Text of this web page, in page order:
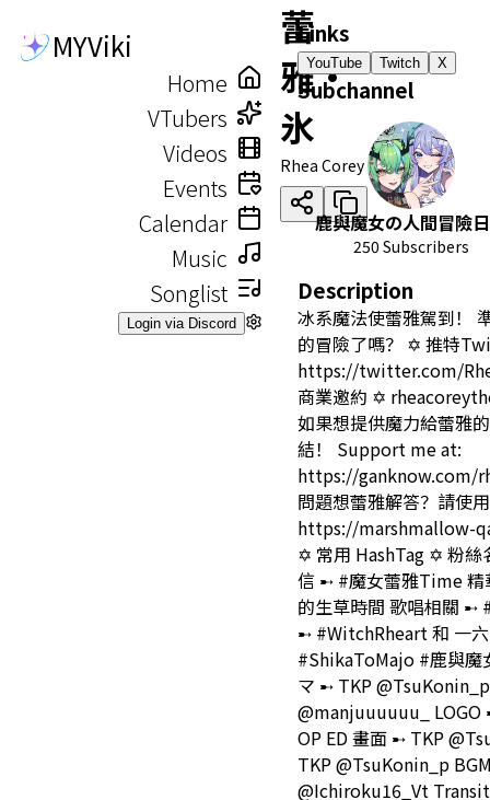
MYViki
Home
VTubers
Videos
Events
Calendar
Music
Songlist
Login via Discord
蕾
雅・
氷
Rhea Corey
Links
YouTube Twitch X
Subchannel
鹿與魔女の人間冒險
250 Subscribers
Description
冰系魔法使蕾雅駕到！
的冒險了嗎？ ✡ 推特
https://twitter.com/
商業邀約 ✡
如果想提供魔力給蕾雅
結！ Support me at:
https://ganknow.com/
問題想蕾雅解答？請使
https://marshmallow-
✡ 常用 HashTag ✡ 粉
信 ➸ #魔女蕾雅Time
的生草時間 歌唱相關 ➸
➸ #WitchRheart 和 一
#ShikaToMajo #鹿與
マ ➸ TKP
@manjuuuuuu_ LOGO
OP ED 畫面 ➸ TKP
TKP @TsuKonin_p
@Ichiroku16_Vt